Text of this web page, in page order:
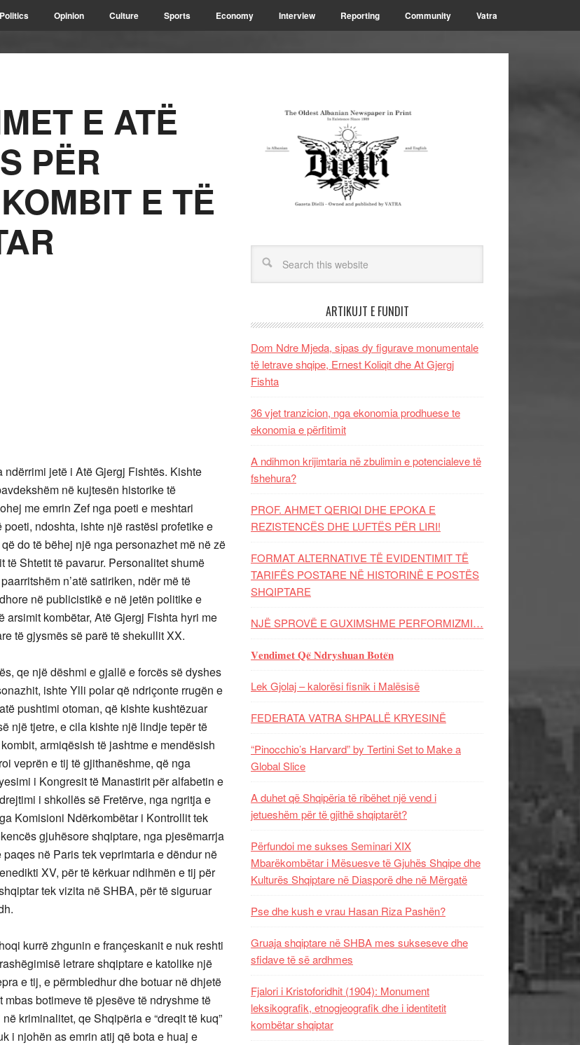
Politics Opinion Culture Sports Economy Interview Reporting Community Vatra
E ATË
PËR
E TË
jetë i Atë Gjergj Fishtës. Kishte
në kujtesën historike të
me emrin Zef nga poeti e meshtari
ndoshta, ishte një rastësi profetike e
do të bëhej një nga personazhet më në zë
Shtetit të pavarur. Personalitet shumë
n’atë satiriken, ndër më të
në publicistikë e në jetën politike e
kombëtar, Atë Gjergj Fishta hyri me
të gjysmës së parë të shekullit XX.
qe një dëshmi e gjallë e forcës së dyshes
ishte Ylli polar që ndriçonte rrugën e
pushtimi otoman, që kishte kushtëzuar
një tjetre, e cila kishte një lindje tepër të
armiqësish të jashtme e mendësish
veprën e tij të gjithanëshme, që nga
i Kongresit të Manastirit për alfabetin e
i shkollës së Fretërve, nga ngritja e
Komisioni Ndërkombëtar i Kontrollit tek
gjuhësore shqiptare, nga pjesëmarrja
në Paris tek veprimtaria e dëndur në
XV, për të kërkuar ndihmën e tij për
tek vizita në SHBA, për të siguruar
kurrë zhgunin e françeskanit e nuk reshti
letrare shqiptare e katolike një
e tij, e përmbledhur dhe botuar në dhjetë
botimeve të pjesëve të ndryshme të
kriminalitet, qe Shqipëria e “dreqit të kuq”
i njohën as emrin atij që bota e huaj e
ARTIKUJT E FUNDIT
Dom Ndre Mjeda, sipas dy figurave monumentale
të letrave shqipe, Ernest Koliqit dhe At Gjergj
Fishta
36 vjet tranzicion, nga ekonomia prodhuese te
ekonomia e përfitimit
A ndihmon krijimtaria në zbulimin e potencialeve të
fshehura?
PROF. AHMET QERIQI DHE EPOKA E
REZISTENCЁS DHE LUFTЁS PЁR LIRI!
FORMAT ALTERNATIVE TË EVIDENTIMIT TË
TARIFËS POSTARE NË HISTORINË E POSTËS
SHQIPTARE
NJË SPROVË E GUXIMSHME PERFORMIZMI…
𝐕𝐞𝐧𝐝𝐢𝐦𝐞𝐭 𝐐𝐞̈ 𝐍𝐝𝐫𝐲𝐬𝐡𝐮𝐚𝐧 𝐁𝐨𝐭𝐞̈𝐧
Lek Gjolaj – kalorësi fisnik i Malësisë
FEDERATA VATRA SHPALLË KRYESINË
“Pinocchio’s Harvard” by Tertini Set to Make a
Global Slice
A duhet që Shqipëria të ribëhet një vend i
jetueshëm për të gjithë shqiptarët?
Përfundoi me sukses Seminari XIX
Mbarëkombëtar i Mësuesve të Gjuhës Shqipe dhe
Kulturës Shqiptare në Diasporë dhe në Mërgatë
Pse dhe kush e vrau Hasan Riza Pashën?
Gruaja shqiptare në SHBA mes sukseseve dhe
sfidave të së ardhmes
Fjalori i Kristoforidhit (1904): Monument
leksikografik, etnogjeografik dhe i identitetit
kombëtar shqiptar